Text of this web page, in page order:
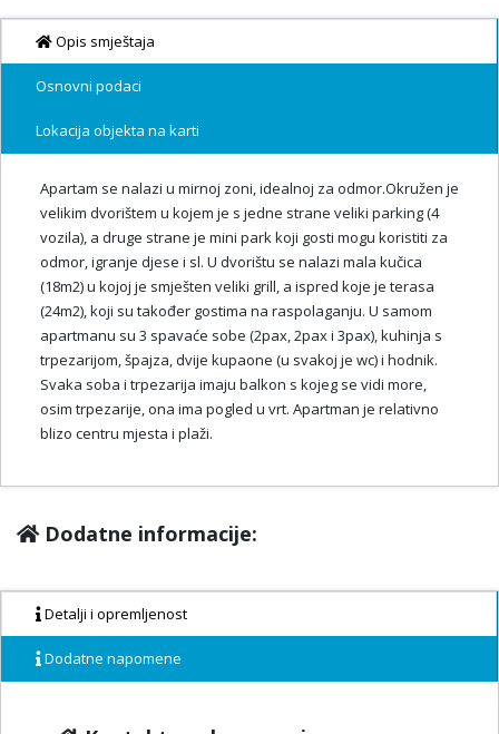
Opis smještaja
Osnovni podaci
Lokacija objekta na karti
Apartam se nalazi u mirnoj zoni, idealnoj za odmor.Okružen je
velikim dvorištem u kojem je s jedne strane veliki parking (4
vozila), a druge strane je mini park koji gosti mogu koristiti za
odmor, igranje djese i sl. U dvorištu se nalazi mala kučica
(18m2) u kojoj je smješten veliki grill, a ispred koje je terasa
(24m2), koji su također gostima na raspolaganju. U samom
apartmanu su 3 spavaće sobe (2pax, 2pax i 3pax), kuhinja s
trpezarijom, špajza, dvije kupaone (u svakoj je wc) i hodnik.
Svaka soba i trpezarija imaju balkon s kojeg se vidi more,
osim trpezarije, ona ima pogled u vrt. Apartman je relativno
blizo centru mjesta i plaži.
Dodatne informacije:
Detalji i opremljenost
Dodatne napomene